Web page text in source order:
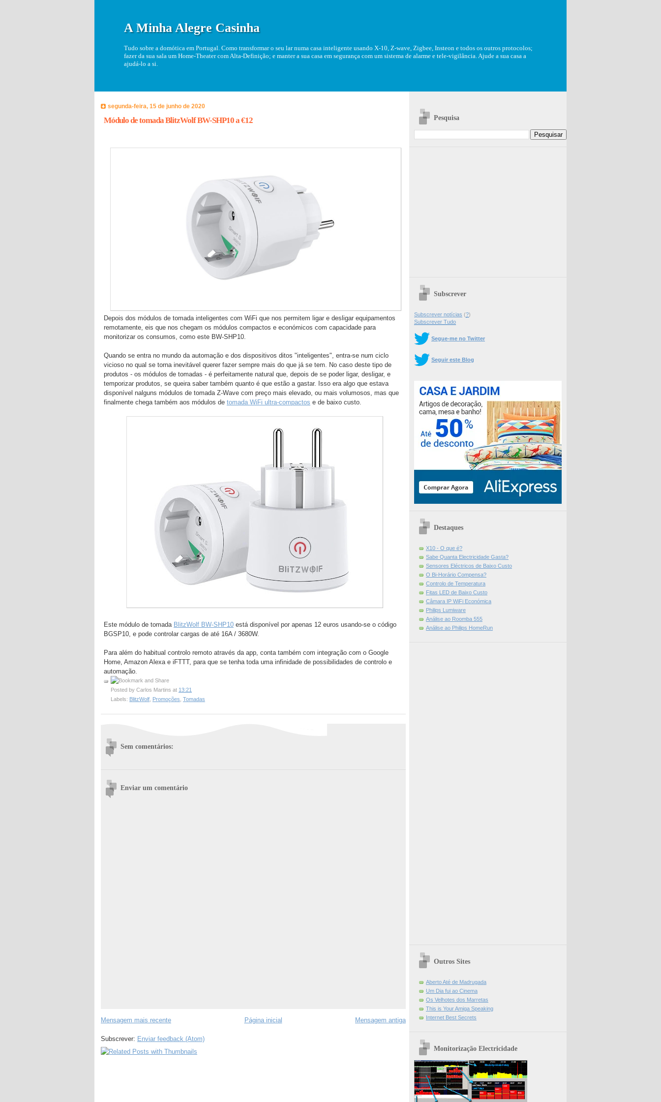
A Minha Alegre Casinha
Tudo sobre a domótica em Portugal. Como transformar o seu lar numa casa inteligente usando X-10, Z-wave, Zigbee, Insteon e todos os outros protocolos;
fazer da sua sala um Home-Theater com Alta-Definição; e manter a sua casa em segurança com um sistema de alarme e tele-vigilância. Ajude a sua casa a
ajudá-lo a si.
segunda-feira, 15 de junho de 2020
Módulo de tomada BlitzWolf BW-SHP10 a €12
Depois dos módulos de tomada inteligentes com WiFi que nos permitem ligar e desligar equipamentos
remotamente, eis que nos chegam os módulos compactos e económicos com capacidade para
monitorizar os consumos, como este BW-SHP10.
Quando se entra no mundo da automação e dos dispositivos ditos "inteligentes", entra-se num ciclo
vicioso no qual se torna inevitável querer fazer sempre mais do que já se tem. No caso deste tipo de
produtos - os módulos de tomadas - é perfeitamente natural que, depois de se poder ligar, desligar, e
temporizar produtos, se queira saber também quanto é que estão a gastar. Isso era algo que estava
disponível nalguns módulos de tomada Z-Wave com preço mais elevado, ou mais volumosos, mas que
finalmente chega também aos módulos de tomada WiFi ultra-compactos e de baixo custo.
Este módulo de tomada BlitzWolf BW-SHP10 está disponível por apenas 12 euros usando-se o código
BGSP10, e pode controlar cargas de até 16A / 3680W.
Para além do habitual controlo remoto através da app, conta também com integração com o Google
Home, Amazon Alexa e iFTTT, para que se tenha toda uma infinidade de possibilidades de controlo e
automação.
Posted by Carlos Martins at 13:21
Labels: BlitzWolf, Promoções, Tomadas
Sem comentários:
Enviar um comentário
Mensagem mais recente Mensagem antiga
Página inicial
Subscrever: Enviar feedback (Atom)
Pesquisa
Subscrever
Subscrever notícias (?)
Subscrever Tudo
Segue-me no Twitter
Seguir este Blog
Destaques
X10 - O que é?
Sabe Quanta Electricidade Gasta?
Sensores Eléctricos de Baixo Custo
O Bi-Horário Compensa?
Controlo de Temperatura
Fitas LED de Baixo Custo
Câmara IP WiFi Económica
Philips Lumiware
Análise ao Roomba 555
Análise ao Philips HomeRun
Outros Sites
Aberto Até de Madrugada
Um Dia fui ao Cinema
Os Velhotes dos Marretas
This is Your Amiga Speaking
Internet Best Secrets
Monitorização Electricidade